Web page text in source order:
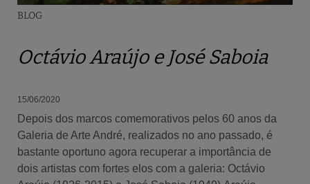
BLOG
Octávio Araújo e José Saboia
15/06/2020
Depois dos marcos comemorativos pelos 60 anos da
Galeria de Arte André, realizados no ano passado, é
bastante oportuno agora recuperar a importância de
dois artistas com fortes elos com a galeria: Octávio